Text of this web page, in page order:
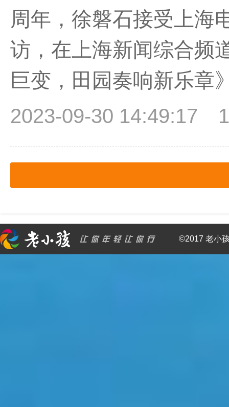
周年，徐磐石接受上海
访，在上海新闻综合频
巨变，田园奏响新乐章
2023-09-30 14:49:17
©2017 老小